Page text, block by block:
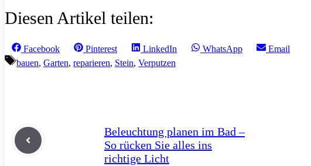
Diesen Artikel teilen:
Share
Facebook
Share
on
Pinterest
Share
on
LinkedIn
Share
WhatsApp
Share
Email
Schlagwörter
bauen, Garten, reparieren, Stein, Verputzen
Beleuchtung planen im Bad –
So rücken Sie alles ins
richtige Licht